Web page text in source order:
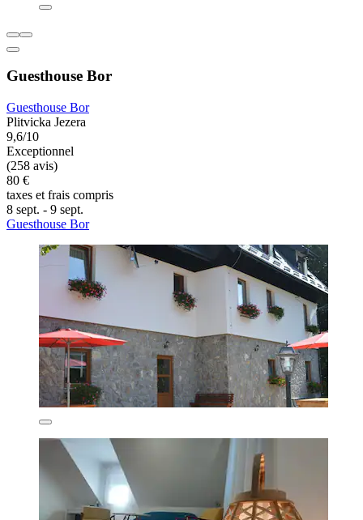
Guesthouse Bor
Guesthouse Bor
Plitvicka Jezera
9,6/10
Exceptionnel
(258 avis)
80 €
taxes et frais compris
8 sept. - 9 sept.
Guesthouse Bor